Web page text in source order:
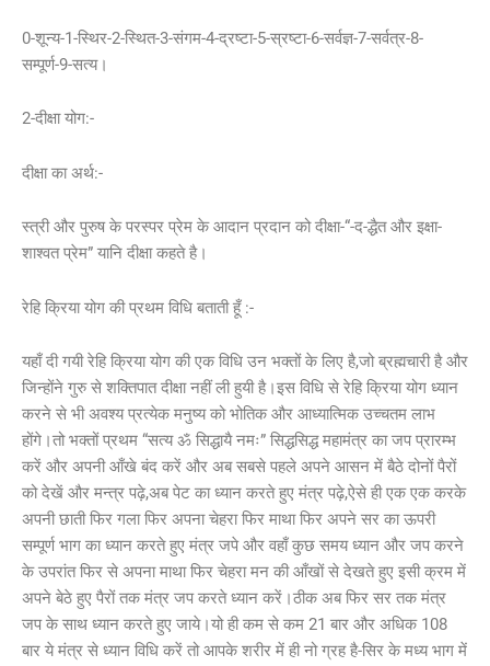
0-शून्य-1-स्थिर-2-स्थित-3-संगम-4-द्रष्टा-5-स्रष्टा-6-सर्वज्ञ-7-सर्वत्र-8-
सम्पूर्ण-9-सत्य।
2-दीक्षा योग:-
दीक्षा का अर्थ:-
स्त्री और पुरुष के परस्पर प्रेम के आदान प्रदान को दीक्षा-“-द-द्धैत और इक्षा-
शाश्वत प्रेम” यानि दीक्षा कहते है।
रेहि क्रिया योग की प्रथम विधि बताती हूँ :-
यहाँ दी गयी रेहि क्रिया योग की एक विधि उन भक्तों के लिए है,जो ब्रह्मचारी है और
जिन्होंने गुरु से शक्तिपात दीक्षा नहीं ली हुयी है।इस विधि से रेहि क्रिया योग ध्यान
करने से भी अवश्य प्रत्येक मनुष्य को भोतिक और आध्यात्मिक उच्चतम लाभ
होंगे।तो भक्तों प्रथम “सत्य ॐ सिद्धायै नमः” सिद्धसिद्ध महामंत्र का जप प्रारम्भ
करें और अपनी आँखे बंद करें और अब सबसे पहले अपने आसन में बैठे दोनों पैरों
को देखें और मन्त्र पढ़े,अब पेट का ध्यान करते हुए मंत्र पढ़े,ऐसे ही एक एक करके
अपनी छाती फिर गला फिर अपना चेहरा फिर माथा फिर अपने सर का ऊपरी
सम्पूर्ण भाग का ध्यान करते हुए मंत्र जपे और वहाँ कुछ समय ध्यान और जप करने
के उपरांत फिर से अपना माथा फिर चेहरा मन की आँखों से देखते हुए इसी क्रम में
अपने बेठे हुए पैरों तक मंत्र जप करते ध्यान करें।ठीक अब फिर सर तक मंत्र
जप के साथ ध्यान करते हुए जाये।यो ही कम से कम 21 बार और अधिक 108
बार ये मंत्र से ध्यान विधि करें तो आपके शरीर में ही नो ग्रह है-सिर के मध्य भाग में